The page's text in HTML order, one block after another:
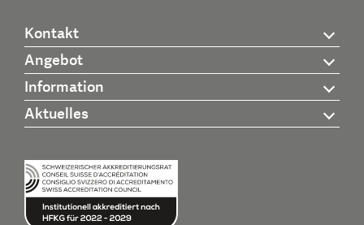
Kontakt
Angebot
Information
Aktuelles